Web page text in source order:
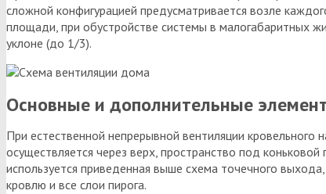
сложной конфигурацией предусматривается возле
площади, при обустройстве системы в малогабаритных
уклоне (до 1/3).
Основные и дополнительные
При естественной непрерывной вентиляции
осуществляется через верх, пространство под
используется приведенная выше схема точечного
кровлю и все слои пирога.